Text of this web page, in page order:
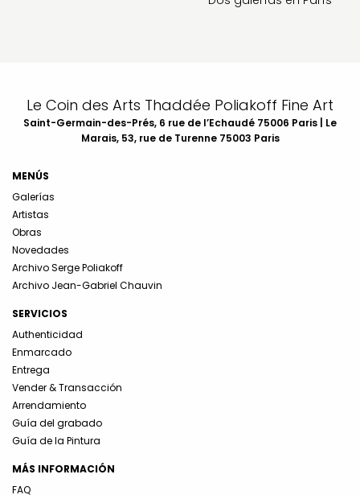
Le Coin des Arts Thaddée Poliakoff Fine Art
Saint-Germain-des-Prés, 6 rue de l’Echaudé 75006 Paris | Le
Marais, 53, rue de Turenne 75003 Paris
MENÚS
Galerías
Artistas
Obras
Novedades
Archivo Serge Poliakoff
Archivo Jean-Gabriel Chauvin
SERVICIOS
Authenticidad
Enmarcado
Entrega
Vender & Transacción
Arrendamiento
Guía del grabado
Guía de la Pintura
MÁS INFORMACIÓN
FAQ